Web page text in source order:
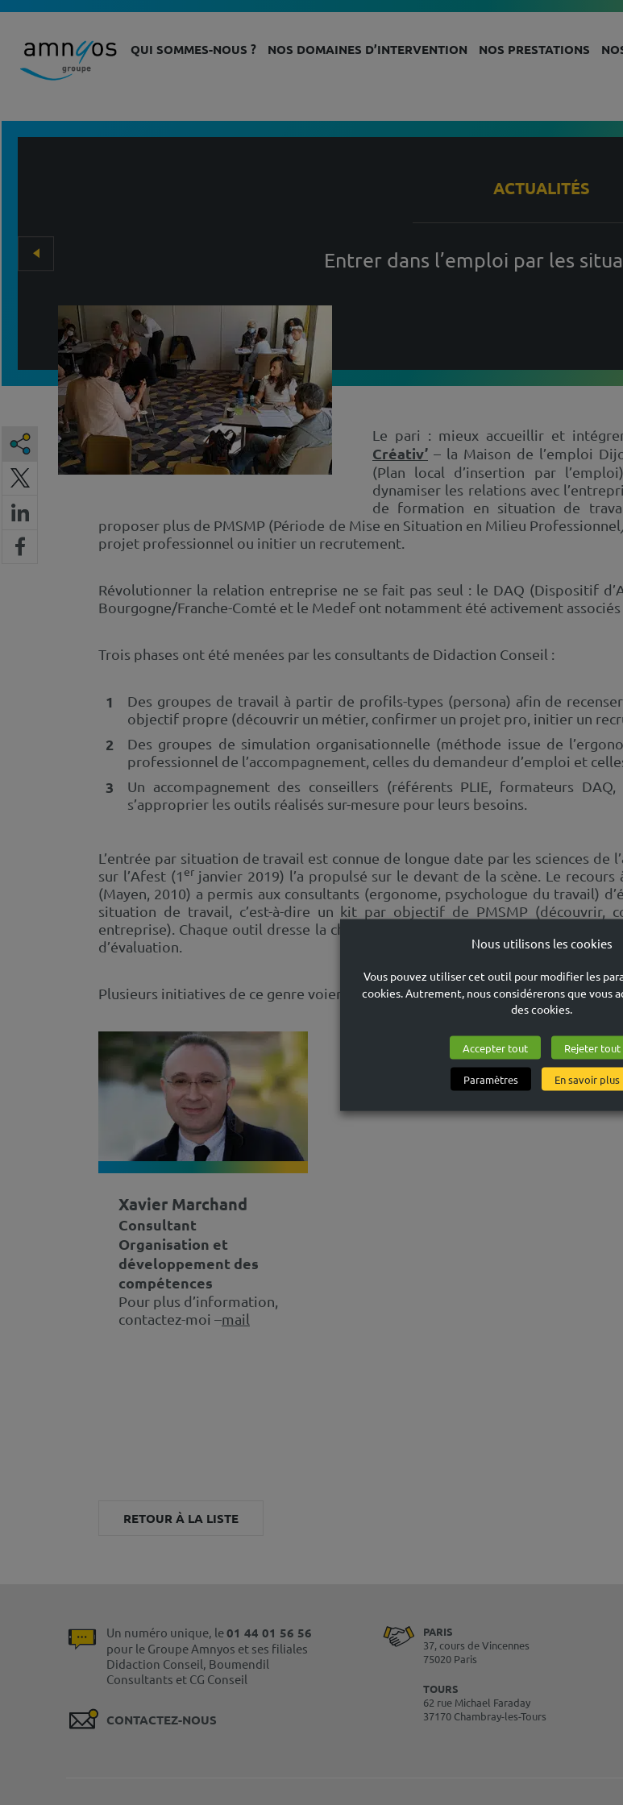
QUI SOMMES-NOUS ? NOS DOMAINES D’INTERVENTION NOS PRESTATIONS
ACTUALITÉS
Entrer dans l’emploi par les
Le pari : mieux accueillir et
Créativ’ – la Maison de l’emploi
(Plan local d’insertion par
dynamiser les relations avec
de formation en situation de
proposer plus de PMSMP (Période de Mise en Situation en Milieu Professionnel
projet professionnel ou initier un recrutement.
Révolutionner la relation entreprise ne se fait pas seul : le DAQ (Dispositif
Bourgogne/Franche-Comté et le Medef ont notamment été activement associés
Trois phases ont été menées par les consultants de Didaction Conseil :
Des groupes de travail à partir de profils-types (persona) afin de
objectif propre (découvrir un métier, confirmer un projet pro, initier un
Des groupes de simulation organisationnelle (méthode issue de
professionnel de l’accompagnement, celles du demandeur d’emploi et
Un accompagnement des conseillers (référents PLIE, formateurs
s’approprier les outils réalisés sur-mesure pour leurs besoins.
L’entrée par situation de travail est connue de longue date par les sciences
sur l’Afest (1 erjanvier 2019) l’a propulsé sur le devant de la scène. Le
(Mayen, 2010) a permis aux consultants (ergonome, psychologue du travail)
situation de travail, c’est-à-dire un kit par objectif de PMSMP (découvrir,
entreprise). Chaque outil dresse la check-list des actions à mener, propose
d’évaluation.
Plusieurs initiatives de ce genre voient le jour en ce moment, dont une – centrée
Xavier Marchand
Consultant
Organisation et
développement des
compétences
Pour plus d’information,
contactez-moi –mail
RETOUR À LA LISTE
Un numéro unique, le01 44 01 56 56
pour le Groupe Amnyos et ses filiales
Didaction Conseil, Boumendil
Consultants et CG Conseil
CONTACTEZ-NOUS
PARIS
37, cours de Vincennes
75020 Paris
TOURS
62 rue Michael Faraday
37170 Chambray-les-Tours
Nous utilisons les cookies
Vous pouvez utiliser cet outil pour modifier les
cookies. Autrement, nous considérerons que vous
des cookies.
Accepter tout Rejeter tout
Paramètres En savoir plus